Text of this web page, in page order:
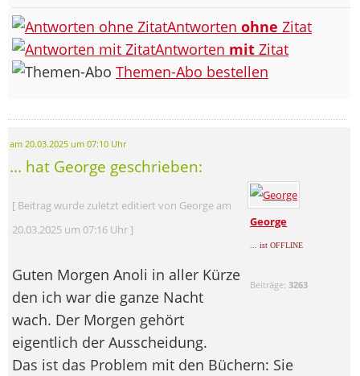
Antworten ohne Zitat
Antworten mit Zitat
Themen-Abo bestellen
am 20.03.2025 um 07:10 Uhr
... hat George geschrieben:
George
... ist OFFLINE
Beiträge:3263
[ Beitrag wurde zuletzt editiert von George am
20.03.2025 um 07:16 Uhr ]
Guten Morgen Anoli in aller Kürze
den ich war die ganze Nacht
wach. Der Morgen gehört
eigentlich der Ausscheidung.
Das ist das Problem mit den Büchern: Sie